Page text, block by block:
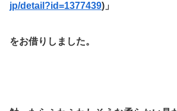
jp/detail?id=1377439) 」
をお借りしました。